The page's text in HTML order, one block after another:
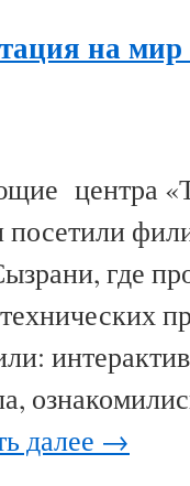
на мир
центра
где
далее →